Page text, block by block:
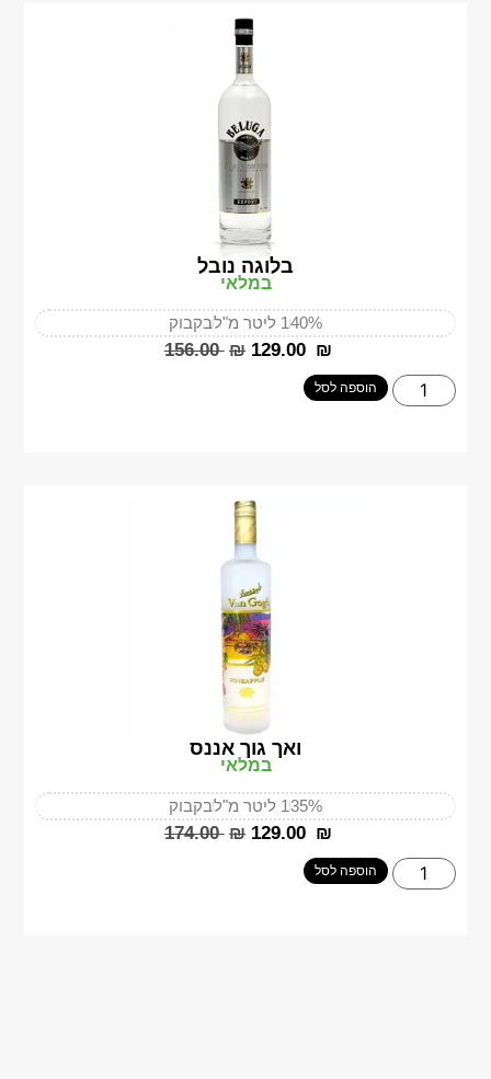
בלוגה נובל
במלאי
40%1 ליטר מ"ל בקבוק
‎156.00 ₪ ‎129.00 ₪
הוספה לסל
ואך גוך אננס
במלאי
35%1 ליטר מ"ל בקבוק
‎174.00 ₪ ‎129.00 ₪
הוספה לסל